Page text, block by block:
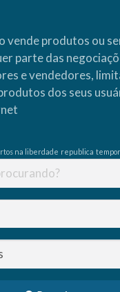
vende produtos ou
parte das
e vendedores,
dos seus
na liberdade republica